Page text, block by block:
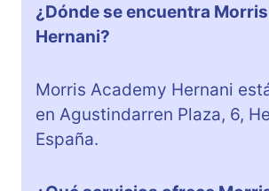
¿Dónde se encuentra
Hernani?
Morris Academy Hernani
en Agustindarren Plaza, 6,
España.